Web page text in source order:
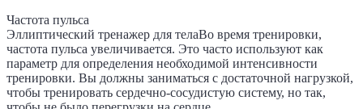
Частота пульса
Эллиптический тренажер для телаВо время тренировки,
частота пульса увеличивается. Это часто используют как
параметр для определения необходимой интенсивности
тренировки. Вы должны заниматься с достаточной нагрузкой,
чтобы тренировать сердечно-сосудистую систему, но так,